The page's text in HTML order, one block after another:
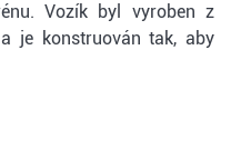
Vozík byl vyroben z
je konstruován tak, aby